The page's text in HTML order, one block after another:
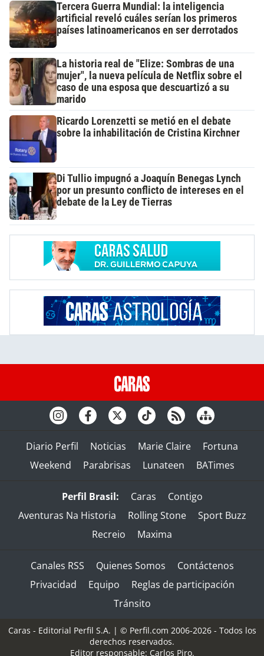
Tercera Guerra Mundial: la inteligencia
artificial reveló cuáles serían los primeros
países latinoamericanos en ser derrotados
La historia real de "Elize: Sombras de una
mujer", la nueva película de Netflix sobre el
caso de una esposa que descuartizó a su
marido
Ricardo Lorenzetti se metió en el debate
sobre la inhabilitación de Cristina Kirchner
Di Tullio impugnó a Joaquín Benegas Lynch
por un presunto conflicto de intereses en el
debate de la Ley de Tierras
Diario Perfil Noticias Marie Claire
Fortuna
Weekend
Parabrisas Lunateen BATimes
Perfil Brasil: Caras
Contigo
Aventuras Na Historia
Rolling Stone
Sport Buzz
Recreio
Maxima
Canales RSS Quienes Somos
Contáctenos
Privacidad
Equipo
Reglas de participación
Tránsito
Caras - Editorial Perfil S.A. | © Perfil.com 2006-2026 - Todos los
derechos reservados.
Editor responsable: Carlos Piro.